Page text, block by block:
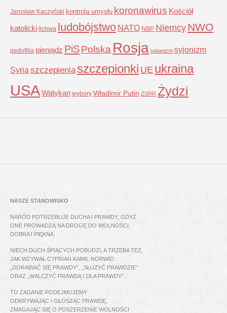
Jarosław Kaczyński kontrola umysłu koronawirus Kościół
katolicki lichwa ludobójstwo NATO NBP NiemcyNWO
pedofilia pieniądz PiSPolska Rosja satanizm syjonizm
Syria szczepienia szczepionki UE ukraina
USAWatykan wybory Władimir Putin ZSRR Żydzi
NASZE STANOWISKO
NARÓD POTRZEBUJE DUCHA I PRAWDY, GDYŻ
ONE PROWADZĄ NA DROGĘ DO WOLNOŚCI,
DOBRA I PIĘKNA.
NIECH DUCH ŚPIĄCYCH POBUDZI, A TRZEBA TEŻ,
JAK WZYWAŁ CYPRIAN KAMIL NORWID :
„DORABIAĆ SIĘ PRAWDY”, „SŁUŻYĆ PRAWDZIE”
ORAZ „WALCZYĆ PRAWDĄ I DLA PRAWDY”.
TO ZADANIE PODEJMUJEMY
ODKRYWAJĄC I GŁOSZĄC PRAWDĘ,
ZMAGAJĄC SIĘ O POSZERZENIE WOLNOŚCI